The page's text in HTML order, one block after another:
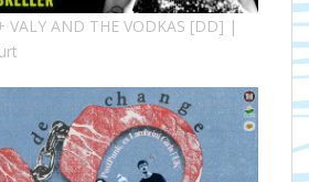
VALY AND THE VODKAS [DD] |